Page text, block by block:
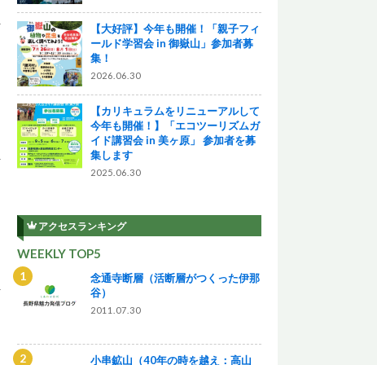
【大好評】今年も開催！「親子フィ
ールド学習会 in 御嶽山」参加者募
集！
2026.06.30
【カリキュラムをリニューアルして
今年も開催！】「エコツーリズムガ
イド講習会 in 美ヶ原」 参加者を募
集します
2025.06.30
アクセスランキング
WEEKLY TOP5
念通寺断層（活断層がつくった伊那
谷）
2011.07.30
小串鉱山（40年の時を越え：高山